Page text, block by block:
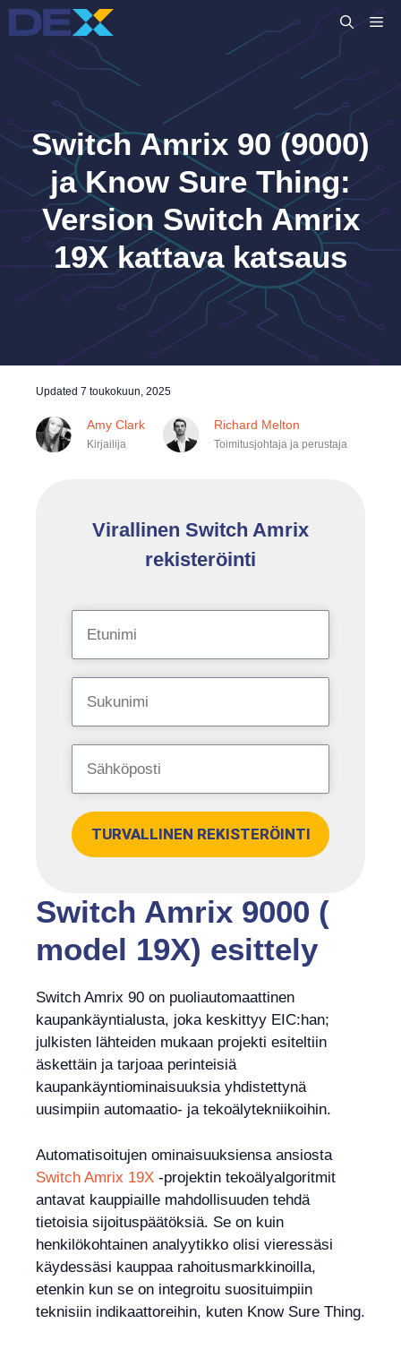
Siirry
sisältöön
Switch Amrix 90 (9000)
ja Know Sure Thing:
Version Switch Amrix
19X kattava katsaus
Updated 7 toukokuun, 2025
Amy Clark
Kirjailija
Richard Melton
Toimitusjohtaja ja perustaja
Switch Amrix 9000 (
model 19X) esittely
Switch Amrix 90 on puoliautomaattinen
kaupankäyntialusta, joka keskittyy EIC:han;
julkisten lähteiden mukaan projekti esiteltiin
äskettäin ja tarjoaa perinteisiä
kaupankäyntiominaisuuksia yhdistettynä
uusimpiin automaatio- ja tekoälytekniikoihin.
Automatisoitujen ominaisuuksiensa ansiosta
Switch Amrix 19X -projektin tekoälyalgoritmit
antavat kauppiaille mahdollisuuden tehdä
tietoisia sijoituspäätöksiä. Se on kuin
henkilökohtainen analyytikko olisi vieressäsi
käydessäsi kauppaa rahoitusmarkkinoilla,
etenkin kun se on integroitu suosituimpiin
teknisiin indikaattoreihin, kuten Know Sure Thing.
Virallinen Switch Amrix
rekisteröinti
TURVALLINEN REKISTERÖINTI